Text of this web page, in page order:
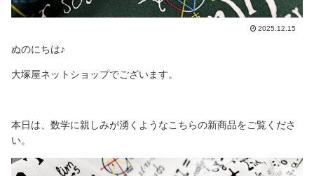
2025.12.15
ぬのにちは♪
大塚屋ネットショップでございます。
本日は、数学に親しみが湧くようなこちらの新商品をご覧くださ
い。